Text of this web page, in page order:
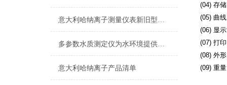
意大利哈纳离子测量仪表新旧型号对照表2015
多参数水质测定仪为水环境提供了坚强有力的保障
意大利哈纳离子产品清单
(04) 存
(05) 曲
(06) 显
(07) 打
(08) 外
(09) 重